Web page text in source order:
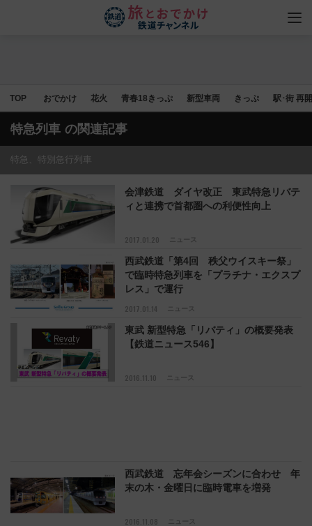
TOP おでかけ 花火 青春18きっぷ 新型車両 きっぷ 駅･街 再
特急列車 の関連記事
特急、特別急行列車
2017.01.20 ニュース
会津鉄道 ダイヤ改正 東武特急リバテ
ィと連携で首都圏への利便性向上
2017.01.14 ニュース
西武鉄道「第4回 秩父ウイスキー祭」
で臨時特急列車を「プラチナ・エクスプ
レス」で運行
2016.11.10 ニュース
東武 新型特急「リバティ」の概要発表
【鉄道ニュース546】
2016.11.08 ニュース
西武鉄道 忘年会シーズンに合わせ 年
末の木・金曜日に臨時電車を増発